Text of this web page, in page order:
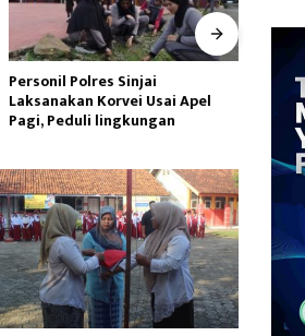
Tingkatkan Kualitas Kesehatan
Masyarakat,Kilang Balongan
Edukasi Perawatan Gigi